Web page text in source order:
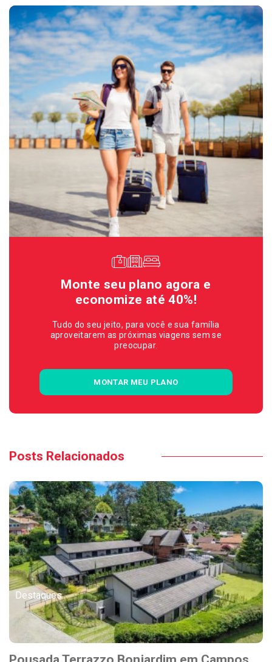
Monte seu plano agora e
economize até 40%!
Tudo do seu jeito, para você e sua família
aproveitarem as próximas viagens sem se
preocupar.
MONTAR MEU PLANO
Posts Relacionados
Destaques